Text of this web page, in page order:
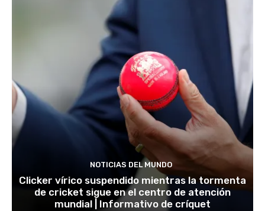
NOTICIAS DEL MUNDO
Clicker vírico suspendido mientras la tormenta
de cricket sigue en el centro de atención
mundial | Informativo de críquet